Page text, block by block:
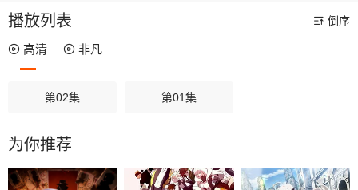
播放列表 倒序
高清 非凡
第02集 第01集
为你推荐